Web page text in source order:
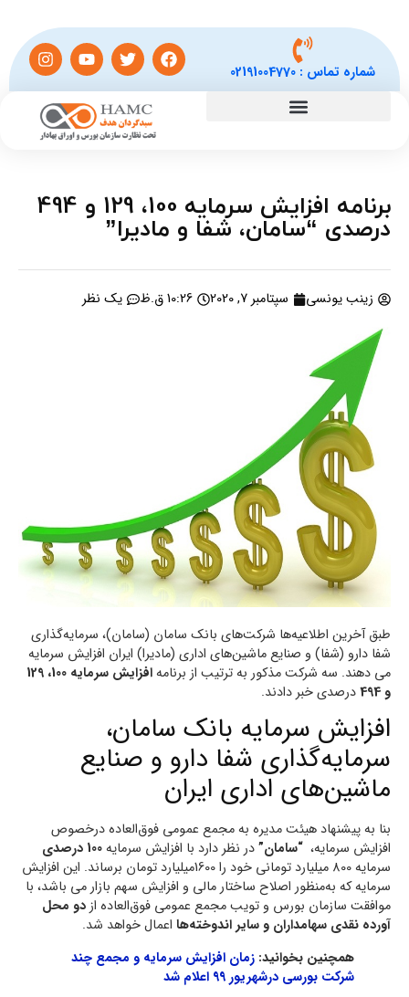
شماره تماس :02191004770
برنامه افزایش سرمایه 100، 129 و 494
درصدی “سامان، شفا و مادیرا”
زینب یونسی سپتامبر 7, 2020 10:26 ق.ظ یک نظر
طبق آخرین اطلاعیه‌ها شرکت‌های بانک سامان (سامان)، سرمایه‌گذاری
شفا دارو (شفا) و صنایع ماشین‌های اداری (مادیرا) ایران افزایش سرمایه
می دهند. سه شرکت مذکور به ترتیب از برنامه
افزایش سرمایه 100، 129
و 494
درصدی خبر دادند.
افزایش سرمایه بانک سامان،
سرمایه‌گذاری شفا دارو و صنایع
ماشین‌های اداری ایران
بنا به پیشنهاد هیئت مدیره به مجمع عمومی فوق‌العاده درخصوص
افزایش سرمایه، “سامان”در نظر دارد با افزایش سرمایه100 درصدی
سرمایه 800 میلیارد تومانی خود را 1600میلیارد تومان برساند. این افزایش
سرمایه که به‌منظور اصلاح ساختار مالی و افزایش سهم بازار می باشد، با
موافقت سازمان بورس و تویب مجمع عمومی فوق‌العاده ازدو محل
آورده نقدی سهامداران و سایر اندوخته‌ها اعمال خواهد شد.
همچنین بخوانید: زمان افزایش سرمایه و مجمع چند
شرکت بورسی درشهریور ۹۹ اعلام شد